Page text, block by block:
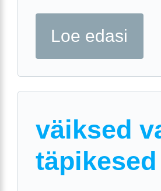
Loe edasi
väiksed
täpikesed